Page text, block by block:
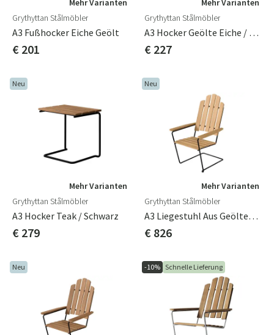
Grythyttan Stålmöbler
A3 Fußhocker Eiche Geölt
€ 201
Grythyttan Stålmöbler
A3 Hocker Geölte Eiche / Schwarz
€ 227
Neu
Mehr Varianten
Grythyttan Stålmöbler
A3 Hocker Teak / Schwarz
€ 279
Neu
Mehr Varianten
Grythyttan Stålmöbler
A3 Liegestuhl Aus Geöltem Eichenholz / Schwarz
€ 826
Neu -10% Schnelle Lieferung